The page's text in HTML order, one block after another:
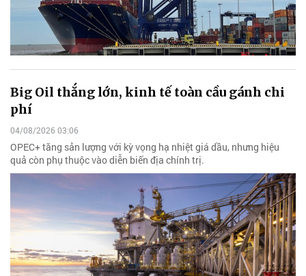
Big Oil thắng lớn, kinh tế toàn cầu gánh chi
phí
04/08/2026 03:06
OPEC+ tăng sản lượng với kỳ vọng hạ nhiệt giá dầu, nhưng hiệu
quả còn phụ thuộc vào diễn biến địa chính trị.